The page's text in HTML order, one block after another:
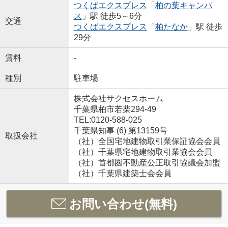
交通
つくばエクスプレス 「 柏の葉キャンパ
ス 」駅 徒歩5～6分
つくばエクスプレス 「 柏たなか」駅 徒歩
29分
賃料 -
種別 駐車場
取扱会社
株式会社サクセスホーム
千葉県柏市若柴294-49
TEL:0120-588-025
千葉県知事 (6) 第13159号
（社）全国宅地建物取引業保証協会会員
（社）千葉県宅地建物取引業協会会員
（社）首都圏不動産公正取引協議会加盟
（社）千葉県建築士会会員
お問い合わせ(無料)